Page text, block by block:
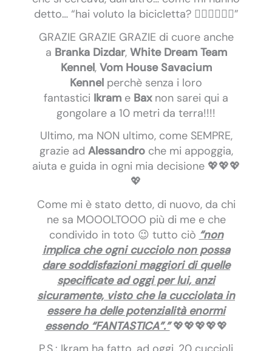
detto… “hai voluto la bicicletta? 🚴‍♀️🚴‍♀️🚴‍♀️”
GRAZIE GRAZIE GRAZIE di cuore anche
a Branka Dizdar, White Dream Team
Kennel, Vom House Savacium
Kennel perchè senza i loro
fantastici Ikram e Bax non sarei qui a
gongolare a 10 metri da terra!!!!
Ultimo, ma NON ultimo, come SEMPRE,
grazie ad Alessandro che mi appoggia,
aiuta e guida in ogni mia decisione 💖💖💖
💖
Come mi è stato detto, di nuovo, da chi
ne sa MOOOLTOOO più di me e che
condivido in toto 😉 tutto ciò “non
implica che ogni cucciolo non possa
dare soddisfazioni maggiori di quelle
specificate ad oggi per lui, anzi
sicuramente, visto che la cucciolata in
essere ha delle potenzialità enormi
essendo “FANTASTICA”.”💖💖💖💖💖